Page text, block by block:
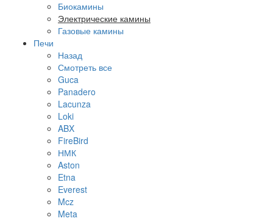
Биокамины
Электрические камины
Газовые камины
Печи
Назад
Смотреть все
Guca
Panadero
Lacunza
Loki
ABX
FireBird
НМК
Aston
Etna
Everest
Mcz
Meta